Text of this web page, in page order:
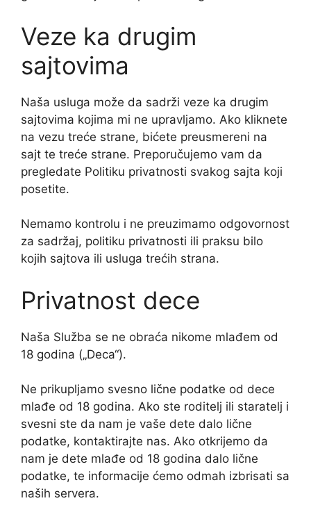
Veze ka drugim
sajtovima
Naša usluga može da sadrži veze ka drugim
sajtovima kojima mi ne upravljamo. Ako kliknete
na vezu treće strane, bićete preusmereni na
sajt te treće strane. Preporučujemo vam da
pregledate Politiku privatnosti svakog sajta koji
posetite.
Nemamo kontrolu i ne preuzimamo odgovornost
za sadržaj, politiku privatnosti ili praksu bilo
kojih sajtova ili usluga trećih strana.
Privatnost dece
Naša Služba se ne obraća nikome mlađem od
18 godina („Deca“).
Ne prikupljamo svesno lične podatke od dece
mlađe od 18 godina. Ako ste roditelj ili staratelj i
svesni ste da nam je vaše dete dalo lične
podatke, kontaktirajte nas. Ako otkrijemo da
nam je dete mlađe od 18 godina dalo lične
podatke, te informacije ćemo odmah izbrisati sa
naših servera.